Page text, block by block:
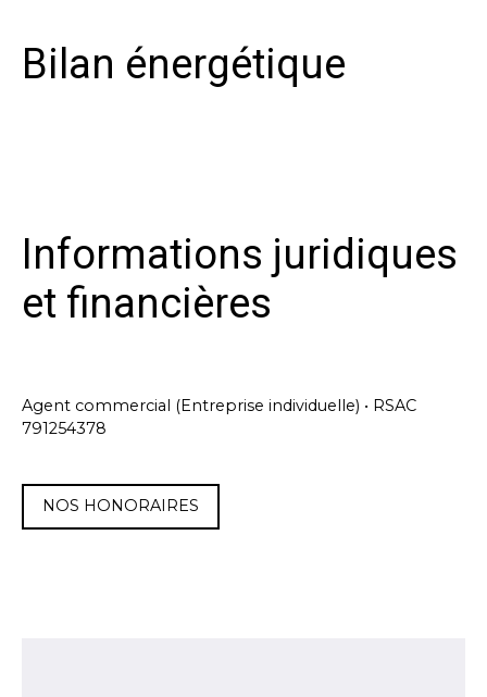
Bilan énergétique
Informations juridiques
et financières
Agent commercial (Entreprise individuelle) • RSAC
791254378
NOS HONORAIRES